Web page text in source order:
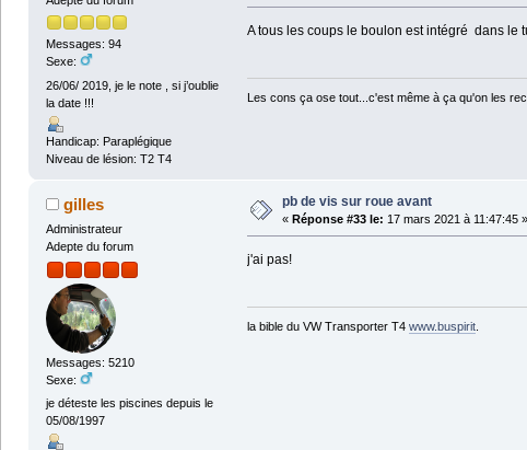
Messages: 94
Sexe:
26/06/ 2019, je le note , si j’oublie
la date !!!
Handicap: Paraplégique
Niveau de lésion: T2 T4
A tous les coups le boulon est intégré dans le
Les cons ça ose tout...c'est même à ça qu'on les
gilles
Administrateur
Adepte du forum
Messages: 5210
Sexe:
je déteste les piscines depuis le
05/08/1997
pb de vis sur roue avant
« Réponse #33 le: 17 mars 2021 à 11:47:45 »
j'ai pas!
la bible du VW Transporter T4 www.buspirit.